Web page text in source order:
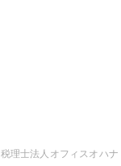
税理士法人オフィスオハ